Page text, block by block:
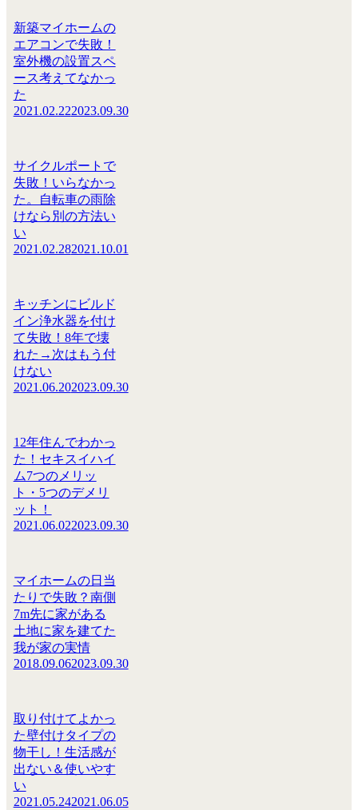
新築マイホームの
エアコンで失敗！
室外機の設置スペ
ース考えてなかっ
た
2021.02.222023.09.30
サイクルポートで
失敗！いらなかっ
た。自転車の雨除
けなら別の方法い
い
2021.02.282021.10.01
キッチンにビルド
イン浄水器を付け
て失敗！8年で壊
れた→次はもう付
けない
2021.06.202023.09.30
12年住んでわかっ
た！セキスイハイ
ム7つのメリッ
ト・5つのデメリ
ット！
2021.06.022023.09.30
マイホームの日当
たりで失敗？南側
7m先に家がある
土地に家を建てた
我が家の実情
2018.09.062023.09.30
取り付けてよかっ
た壁付けタイプの
物干し！生活感が
出ない＆使いやす
い
2021.05.242021.06.05